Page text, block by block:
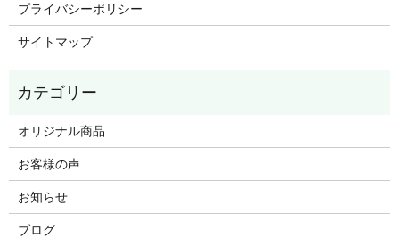
プライバシーポリシー
サイトマップ
オリジナル商品
お客様の声
お知らせ
ブログ